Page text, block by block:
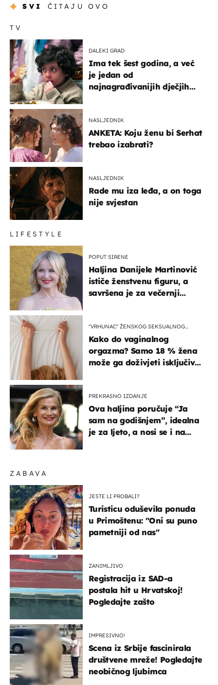
SVI ČITAJU OVO
ZABAVA
JESTE LI PROBALI?
Turisticu oduševila ponuda
u Primoštenu: "Oni su puno
pametniji od nas"
ZANIMLJIVO
Registracija iz SAD-a
postala hit u Hrvatskoj!
Pogledajte zašto
IMPRESIVNO!
Scena iz Srbije fascinirala
društvene mreže! Pogledajte
neobičnog ljubimca
TV
DALEKI GRAD
Ima tek šest godina, a već
je jedan od
najnagrađivanijih dječjih
NASLJEDNIK
ANKETA: Koju ženu bi Serhat
trebao izabrati?
NASLJEDNIK
Rade mu iza leđa, a on toga
nije svjestan
LIFESTYLE
POPUT SIRENE
Haljina Danijele Martinović
ističe ženstvenu figuru, a
savršena je za večernji
"VRHUNAC" ŽENSKOG SEKSUALNOG
Kako do vaginalnog
orgazma? Samo 18 % žena
može ga doživjeti isključivo
PREKRASNO IZDANJE
Ova haljina poručuje “Ja
sam na godišnjem”, idealna
je za ljeto, a nosi se i na